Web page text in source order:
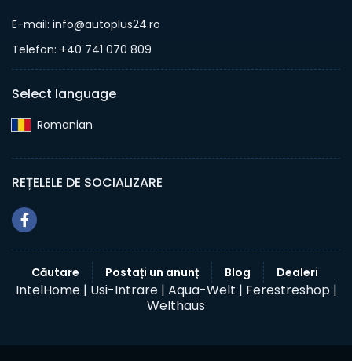
E-mail: info@autoplus24.ro
Telefon: +40 741 070 809
Select language
Romanian‎
REȚELELE DE SOCIALIZARE
Căutare Postați un anunț Blog Dealeri
IntelHome | Usi-Intrare | Aqua-Welt | Ferestreshop |
Welthaus